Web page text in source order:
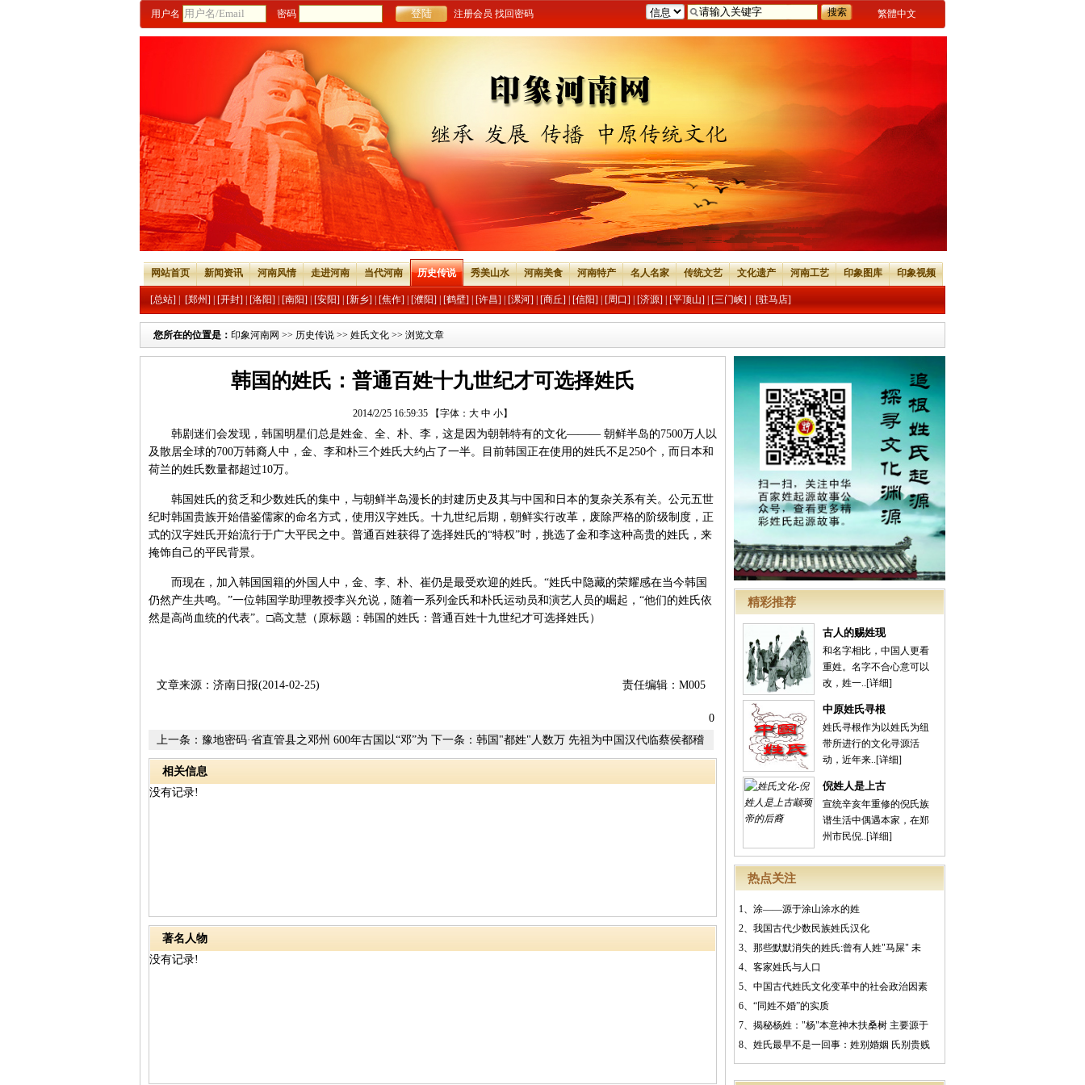
繁體中文
用户名 密码 注册会员 找回密码
网站首页 新闻资讯 河南风情 走进河南 当代河南 历史传说 秀美山水 河南美食 河南特产 名人名家 传统文艺 文化遗产 河南工艺 印象图库 印象视频
[总站] [郑州] [开封] [洛阳] [南阳] [安阳] [新乡] [焦作] [濮阳] [鹤壁] [许昌] [漯河] [商丘] [信阳] [周口] [济源] [平顶山] [三门峡] [驻马店]
您所在的位置是： 印象河南网 >> 历史传说 >> 姓氏文化 >> 浏览文章
精彩推荐
古人的赐姓现
和名字相比，中国人更看
重姓。名字不合心意可以
改，姓一..[详细]
中原姓氏寻根
姓氏寻根作为以姓氏为纽
带所进行的文化寻源活
动，近年来..[详细]
倪姓人是上古
宣统辛亥年重修的倪氏族
谱生活中偶遇本家，在郑
州市民倪..[详细]
热点关注
1、 涂——源于涂山涂水的姓
2、 我国古代少数民族姓氏汉化
3、 那些默默消失的姓氏:曾有人姓"马屎" 未
4、 客家姓氏与人口
5、 中国古代姓氏文化变革中的社会政治因素
6、 “同姓不婚”的实质
7、 揭秘杨姓："杨"本意神木扶桑树 主要源于
8、 姓氏最早不是一回事：姓别婚姻 氏别贵贱
韩国的姓氏：普通百姓十九世纪才可选择姓氏
2014/2/25 16:59:35 【字体： 大 中 小】
韩剧迷们会发现，韩国明星们总是姓金、全、朴、李，这是因为朝韩特有的文化——— 朝鲜半岛的7500万人以
及散居全球的700万韩裔人中，金、李和朴三个姓氏大约占了一半。目前韩国正在使用的姓氏不足250个，而日本和
荷兰的姓氏数量都超过10万。
韩国姓氏的贫乏和少数姓氏的集中，与朝鲜半岛漫长的封建历史及其与中国和日本的复杂关系有关。公元五世
纪时韩国贵族开始借鉴儒家的命名方式，使用汉字姓氏。十九世纪后期，朝鲜实行改革，废除严格的阶级制度，正
式的汉字姓氏开始流行于广大平民之中。普通百姓获得了选择姓氏的“特权”时，挑选了金和李这种高贵的姓氏，来
掩饰自己的平民背景。
而现在，加入韩国国籍的外国人中，金、李、朴、崔仍是最受欢迎的姓氏。“姓氏中隐藏的荣耀感在当今韩国
仍然产生共鸣。”一位韩国学助理教授李兴允说，随着一系列金氏和朴氏运动员和演艺人员的崛起，“他们的姓氏依
然是高尚血统的代表”。□高文慧（原标题：韩国的姓氏：普通百姓十九世纪才可选择姓氏）
责任编辑：M005
文章来源：济南日报(2014-02-25)
0
下一条： 韩国"都姓"人数万 先祖为中国汉代临蔡侯都稽
上一条： 豫地密码·省直管县之邓州 600年古国以“邓”为
名
相关信息
没有记录!
著名人物
没有记录!